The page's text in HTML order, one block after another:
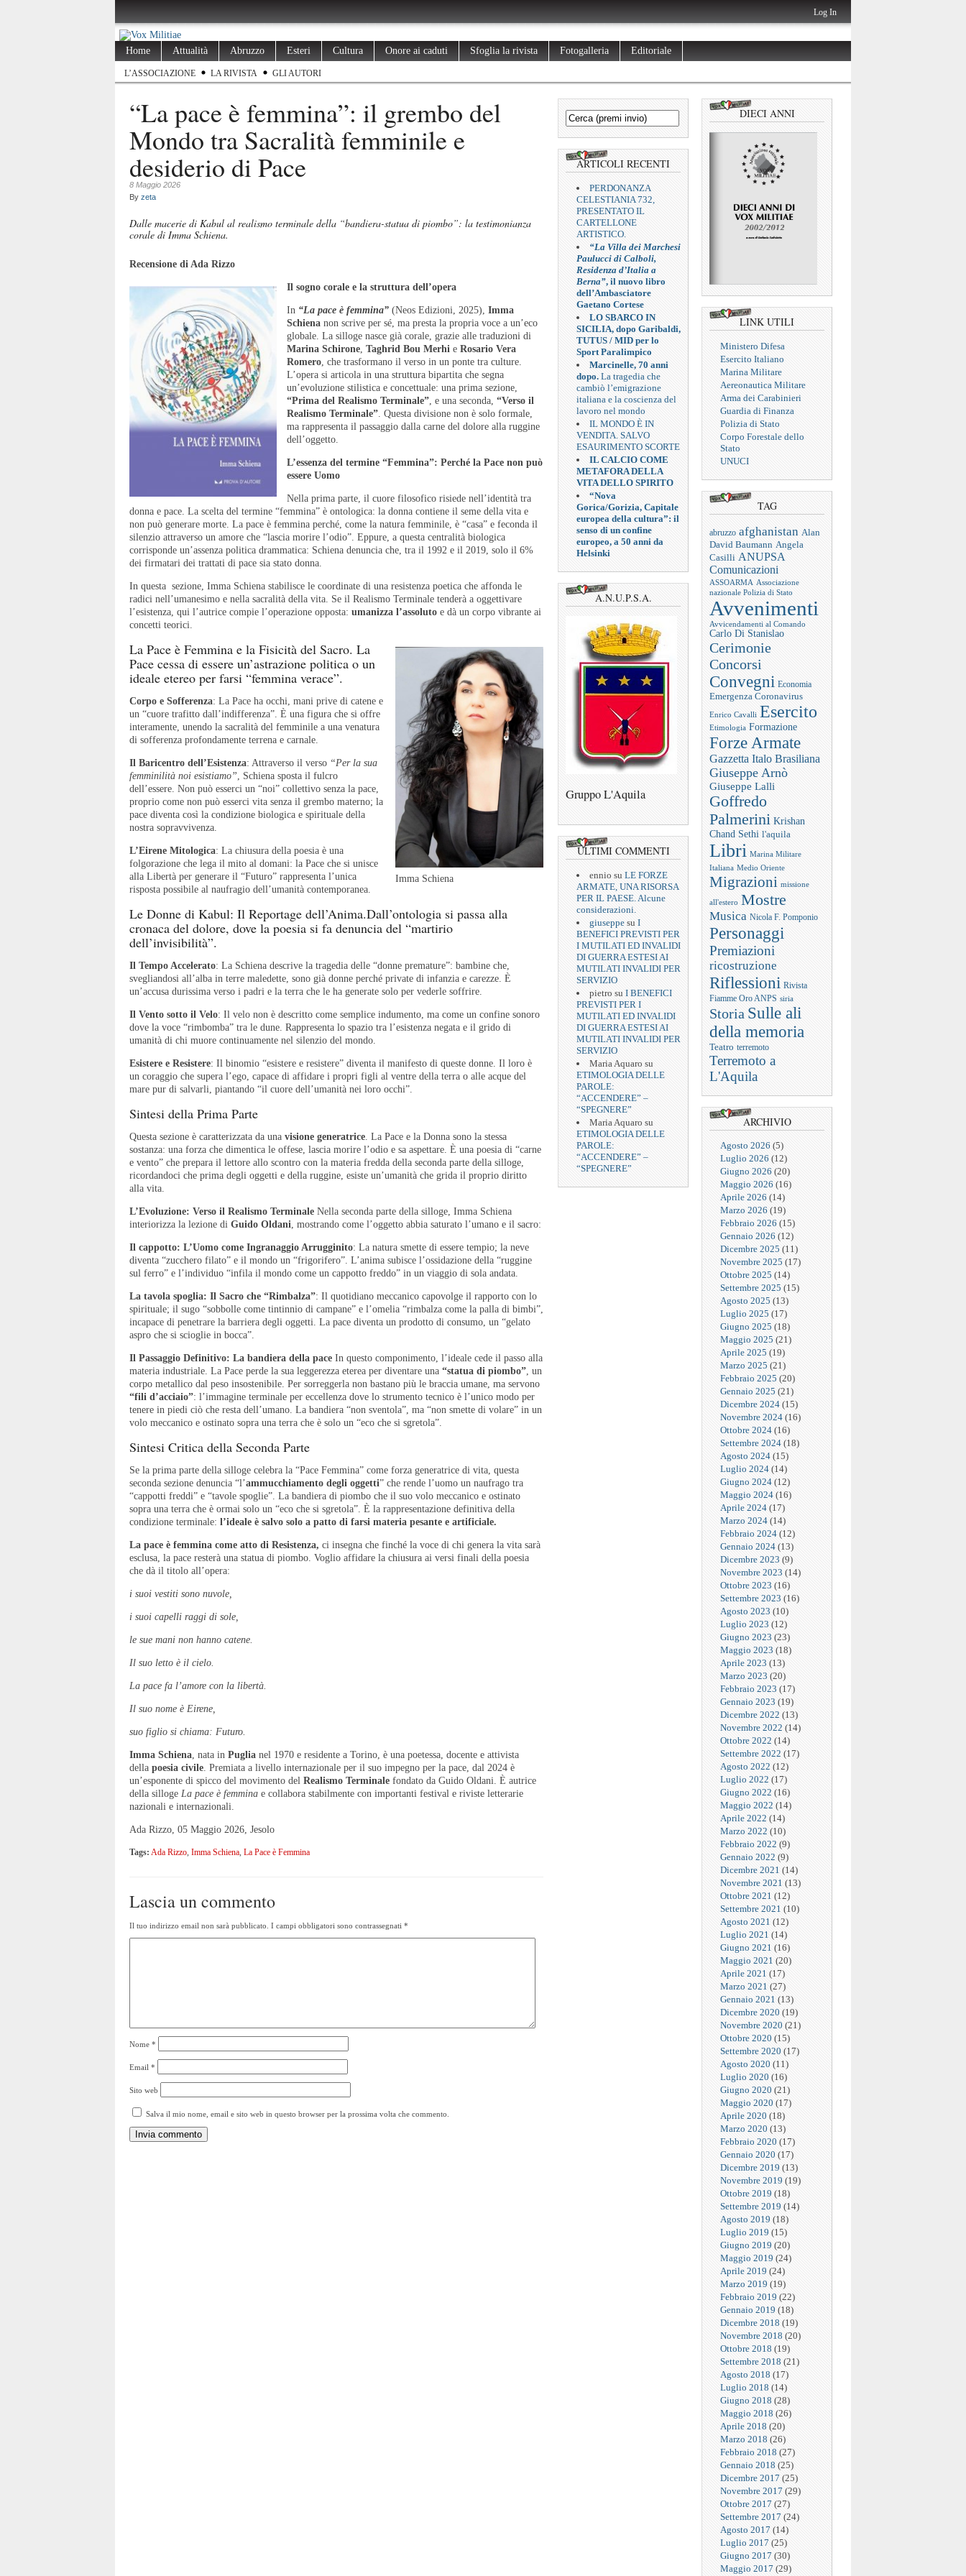
Log In
Home Attualità Abruzzo Esteri Cultura Onore ai caduti Sfoglia la rivista Fotogalleria Editoriale
L’ASSOCIAZIONE LA RIVISTA GLI AUTORI
“La pace è femmina”: il grembo del
Mondo tra Sacralità femminile e
desiderio di Pace
8 Maggio 2026
By zeta
Dalle macerie di Kabul al realismo terminale della “bandiera-statua di piombo”: la testimonianza
corale di Imma Schiena.
Recensione di Ada Rizzo
Il sogno corale e la struttura dell’opera
In “La pace è femmina” (Neos Edizioni, 2025), Imma
Schiena non scrive per sé, ma presta la propria voce a un’eco
globale. La silloge nasce già corale, grazie alle traduzioni di
Marina Schirone Taghrid Bou Merhi e Rosario Vera
Romero , che trasformano il verso in un ponte tra culture.
L’opera si articola in una struttura bipartita che segna
un’evoluzione stilistica e concettuale: una prima sezione,
“Prima del Realismo Terminale” , e una seconda, “Verso il
Realismo Terminale” . Questa divisione non è solo formale,
ma rappresenta il passaggio dalla carne del dolore alla ruggine
dell’oggetto.
L’essenza del termine “Femmina”: Perché la Pace non può
essere Uomo
Nella prima parte, il cuore filosofico risiede nell’identità tra
donna e pace. La scelta del termine “femmina” è ontologica: la donna contiene il seme della vita e
non può generare morte. La pace è femmina perché, come la natura femminile, è “casa” e feconda il
silenzio attraverso un amore che “lascia morire l’odio”. Eppure, a questa centralità biologica
corrisponde un’assenza politica drammatica: Schiena denuncia che, tra il 1992 e il 2019, solo il 6%
dei firmatari dei trattati di pace sia stato donna.
In questa sezione, Imma Schiena stabilisce le coordinate di una resistenza poetica che affonda le
radici nell’umanesimo e nella sacralità della vita. Se il Realismo Terminale tenderà a oggettivare
l’esistenza, qui l’autrice compie l’operazione opposta: umanizza l’assoluto e dà un corpo vibrante ai
concetti teorici.
Imma Schiena
La Pace è Femmina e la Fisicità del Sacro. La
Pace cessa di essere un’astrazione politica o un
ideale etereo per farsi “femmina verace”.
Corpo e Sofferenza: La Pace ha occhi, mani prive di catene e
un “cuore trafitto dall’indifferenza”. È una figura che si offre
interamente, unendo la sacralità del femminile a una venatura
di sofferenza profondamente terrena e carnale.
Il Baricentro dell’Esistenza: Attraverso il verso “Per la sua
femminilità noi esistiamo” , Schiena sposta il fulcro
dell’essere. Non può esserci un “noi” collettivo senza la pace,
proprio come non può esserci vita senza il grembo materno; la
pace diventa così la condizione biologica e spirituale della
nostra sopravvivenza.
L’Eirene Mitologica: La chiusura della poesia è una
folgorazione che lega il mito al domani: la Pace che si unisce
alla Libertà per generare il “Futuro” rappresenta l’unica
risposta possibile al naufragio dell’umanità contemporanea.
Le Donne di Kabul: Il Reportage dell’Anima.Dall’ontologia si passa alla
cronaca del dolore, dove la poesia si fa denuncia del “martirio
dell’invisibilità”.
Il Tempo Accelerato: La Schiena descrive la tragedia delle “donne premature”: bambine che,
svegliandosi all’alba in terre maledette, sono già donne perché private di infanzia e carezze. È
un’accusa durissima verso i padri e la terra che le ha generate solo per vederle soffrire.
Il Vento sotto il Velo: Il velo non è descritto come semplice indumento, ma come un confine sonoro
dove la voce “rimbomba” tra le dune. Rappresenta lo spazio tra l’esistenza negata e il grido di
umanità di chi muore continuamente nel silenzio del mondo.
Esistere e Resistere: Il binomio “esistere e resistere” diventa il manifesto di queste donne. Il loro è
un coraggio che supera l’ego, capace di affidare i propri figli al ventre della terra o alle acque del
mare pur di salvarli, piantando “il cuore dell’umanità nei loro occhi”.
Sintesi della Prima Parte
Questa sezione è caratterizzata da una visione generatrice . La Pace e la Donna sono la stessa
sostanza: una forza che dimentica le offese, lascia morire l’odio e sa aspettare. È una poesia di “carne
e vento” che prepara il lettore allo scontro con la materia fredda della seconda parte della silloge,
ricordandoci che prima degli oggetti e della ruggine, esiste un’umanità che grida il proprio diritto
alla vita.
L’Evoluzione: Verso il Realismo Terminale Nella seconda parte della silloge, Imma Schiena
interiorizza la lezione di Guido Oldani , mostrando come l’oggetto abbia saturato l’umano e il sacro:
Il cappotto: L’Uomo come Ingranaggio Arrugginito: La natura smette di essere tempio; la neve
diventa “zucchero filato” e il mondo un “frigorifero”. L’anima subisce l’ossidazione della “ruggine
sul ferro” e l’individuo “infila il mondo come un cappotto freddo” in un viaggio di sola andata.
La tavola spoglia: Il Sacro che “Rimbalza”: Il quotidiano meccanico capovolge il rapporto con lo
spirituale; il sugo “sobbolle come tintinnio di campane” e l’omelia “rimbalza come la palla di bimbi”,
incapace di penetrare la barriera degli oggetti. La pace diventa un prodotto di consumo, un “gelato
aspro che si scioglie in bocca”.
Il Passaggio Definitivo: La bandiera della pace In questo componimento, l’ideale cede il passo alla
materia industriale. La Pace perde la sua leggerezza eterea per diventare una “statua di piombo” , un
corpo metallico dal peso insostenibile. Per sorreggerla non bastano più le braccia umane, ma servono
“fili d’acciaio”: l’immagine terminale per eccellenza dove lo strumento tecnico è l’unico modo per
tenere in piedi ciò che resta dell’umano. La bandiera “non sventola”, ma “non smette di volare” in un
volo meccanico e ostinato sopra una terra che è solo un “eco che si sgretola”.
Sintesi Critica della Seconda Parte
Se la prima parte della silloge celebra la “Pace Femmina” come forza generatrice di vita, questa
seconda sezione denuncia “l’ammucchiamento degli oggetti” che rende l’uomo un naufrago tra
“cappotti freddi” e “tavole spoglie”. La bandiera di piombo che il suo volo meccanico e ostinato
sopra una terra che è ormai solo un “eco che si sgretola”. È la rappresentazione definitiva della
condizione terminale: l’ideale è salvo solo a patto di farsi materia pesante e artificiale.
La pace è femmina come atto di Resistenza, ci insegna che finché la voce di chi genera la vita sarà
esclusa, la pace resterà una statua di piombo. Voglio affidare la chiusura ai versi finali della poesia
che dà il titolo all’opera:
i suoi vestiti sono nuvole,
i suoi capelli raggi di sole,
le sue mani non hanno catene.
Il suo letto è il cielo.
La pace fa l’amore con la libertà.
Il suo nome è Eirene,
suo figlio si chiama: Futuro.
Imma Schiena , nata in Puglia nel 1970 e residente a Torino, è una poetessa, docente e attivista
della poesia civile . Premiata a livello internazionale per il suo impegno per la pace, dal 2024 è
un’esponente di spicco del movimento del Realismo Terminale fondato da Guido Oldani. È autrice
della silloge La pace è femmina e collabora stabilmente con importanti festival e riviste letterarie
nazionali e internazionali.
Ada Rizzo, 05 Maggio 2026, Jesolo
Tags: Ada Rizzo, Imma Schiena, La Pace è Femmina
Lascia un commento
Il tuo indirizzo email non sarà pubblicato. I campi obbligatori sono contrassegnati *
Nome *
Email *
Sito web
Salva il mio nome, email e sito web in questo browser per la prossima volta che commento.
ARTICOLI RECENTI
PERDONANZA
CELESTIANIA 732,
PRESENTATO IL
CARTELLONE
ARTISTICO.
“La Villa dei Marchesi
Paulucci di Calboli,
Residenza d’Italia a
Berna”, il nuovo libro
dell’Ambasciatore
Gaetano Cortese
LO SBARCO IN
SICILIA, dopo Garibaldi,
TUTUS / MID per lo
Sport Paralimpico
Marcinelle, 70 anni
dopo. La tragedia che
cambiò l’emigrazione
italiana e la coscienza del
lavoro nel mondo
IL MONDO È IN
VENDITA. SALVO
ESAURIMENTO SCORTE
IL CALCIO COME
METAFORA DELLA
VITA DELLO SPIRITO
“Nova
Gorica/Gorizia, Capitale
europea della cultura”: il
senso di un confine
europeo, a 50 anni da
Helsinki
A.N.U.P.S.A.
Gruppo L'Aquila
ULTIMI COMMENTI
ennio su LE FORZE
ARMATE, UNA RISORSA
PER IL PAESE. Alcune
considerazioni.
giuseppe su I
BENEFICI PREVISTI PER
I MUTILATI ED INVALIDI
DI GUERRA ESTESI AI
MUTILATI INVALIDI PER
SERVIZIO
pietro su I BENEFICI
PREVISTI PER I
MUTILATI ED INVALIDI
DI GUERRA ESTESI AI
MUTILATI INVALIDI PER
SERVIZIO
Maria Aquaro su
ETIMOLOGIA DELLE
PAROLE:
“ACCENDERE” –
“SPEGNERE”
Maria Aquaro su
ETIMOLOGIA DELLE
PAROLE:
“ACCENDERE” –
“SPEGNERE”
DIECI ANNI
LINK UTILI
Ministero Difesa
Esercito Italiano
Marina Militare
Aereonautica Militare
Arma dei Carabinieri
Guardia di Finanza
Polizia di Stato
Corpo Forestale dello
Stato
UNUCI
TAG
abruzzo afghanistan Alan
David Baumann Angela
Casilli ANUPSA
Comunicazioni
ASSOARMA Associazione
nazionale Polizia di Stato
Avvenimenti
Avvicendamenti al Comando
Carlo Di Stanislao
Cerimonie
Concorsi
Convegni Economia
Emergenza Coronavirus
Enrico Cavalli Esercito
Etimologia Formazione
Forze Armate
Gazzetta Italo Brasiliana
Giuseppe Arnò
Giuseppe Lalli
Goffredo
Palmerini Krishan
Chand Sethi l'aquila
Libri Marina Militare
Italiana Medio Oriente
Migrazioni missione
all'estero Mostre
Musica Nicola F. Pomponio
Personaggi
Premiazioni
ricostruzione
Riflessioni Rivista
Fiamme Oro ANPS siria
Storia Sulle ali
della memoria
Teatro terremoto
Terremoto a
L'Aquila
ARCHIVIO
Agosto 2026 (5)
Luglio 2026 (12)
Giugno 2026 (20)
Maggio 2026 (16)
Aprile 2026 (14)
Marzo 2026 (19)
Febbraio 2026 (15)
Gennaio 2026 (12)
Dicembre 2025 (11)
Novembre 2025 (17)
Ottobre 2025 (14)
Settembre 2025 (15)
Agosto 2025 (13)
Luglio 2025 (17)
Giugno 2025 (18)
Maggio 2025 (21)
Aprile 2025 (19)
Marzo 2025 (21)
Febbraio 2025 (20)
Gennaio 2025 (21)
Dicembre 2024 (15)
Novembre 2024 (16)
Ottobre 2024 (16)
Settembre 2024 (18)
Agosto 2024 (15)
Luglio 2024 (14)
Giugno 2024 (12)
Maggio 2024 (16)
Aprile 2024 (17)
Marzo 2024 (14)
Febbraio 2024 (12)
Gennaio 2024 (13)
Dicembre 2023 (9)
Novembre 2023 (14)
Ottobre 2023 (16)
Settembre 2023 (16)
Agosto 2023 (10)
Luglio 2023 (12)
Giugno 2023 (23)
Maggio 2023 (18)
Aprile 2023 (13)
Marzo 2023 (20)
Febbraio 2023 (17)
Gennaio 2023 (19)
Dicembre 2022 (13)
Novembre 2022 (14)
Ottobre 2022 (14)
Settembre 2022 (17)
Agosto 2022 (12)
Luglio 2022 (17)
Giugno 2022 (16)
Maggio 2022 (14)
Aprile 2022 (14)
Marzo 2022 (10)
Febbraio 2022 (9)
Gennaio 2022 (9)
Dicembre 2021 (14)
Novembre 2021 (13)
Ottobre 2021 (12)
Settembre 2021 (10)
Agosto 2021 (12)
Luglio 2021 (14)
Giugno 2021 (16)
Maggio 2021 (20)
Aprile 2021 (17)
Marzo 2021 (27)
Gennaio 2021 (13)
Dicembre 2020 (19)
Novembre 2020 (21)
Ottobre 2020 (15)
Settembre 2020 (17)
Agosto 2020 (11)
Luglio 2020 (16)
Giugno 2020 (21)
Maggio 2020 (17)
Aprile 2020 (18)
Marzo 2020 (13)
Febbraio 2020 (17)
Gennaio 2020 (17)
Dicembre 2019 (13)
Novembre 2019 (19)
Ottobre 2019 (18)
Settembre 2019 (14)
Agosto 2019 (18)
Luglio 2019 (15)
Giugno 2019 (20)
Maggio 2019 (24)
Aprile 2019 (24)
Marzo 2019 (19)
Febbraio 2019 (22)
Gennaio 2019 (18)
Dicembre 2018 (19)
Novembre 2018 (20)
Ottobre 2018 (19)
Settembre 2018 (21)
Agosto 2018 (17)
Luglio 2018 (14)
Giugno 2018 (28)
Maggio 2018 (26)
Aprile 2018 (20)
Marzo 2018 (26)
Febbraio 2018 (27)
Gennaio 2018 (25)
Dicembre 2017 (25)
Novembre 2017 (29)
Ottobre 2017 (27)
Settembre 2017 (24)
Agosto 2017 (14)
Luglio 2017 (25)
Giugno 2017 (30)
Maggio 2017 (29)